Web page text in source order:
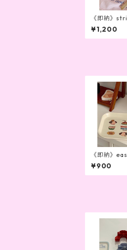
《即納》
unch mat
¥1,200
《即納》
ub lunch
¥900